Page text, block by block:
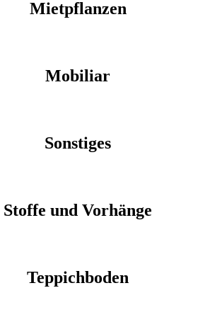
Mietpflanzen
Mobiliar
Sonstiges
Stoffe und Vorhänge
Teppichboden